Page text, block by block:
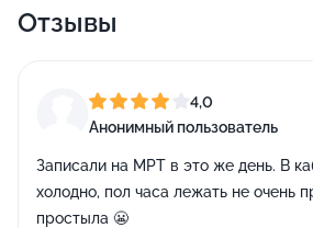
Отзывы
4,0
Анонимный пользователь
Записали на МРТ в это же день. В
холодно, пол часа лежать не очень
простыла 😬